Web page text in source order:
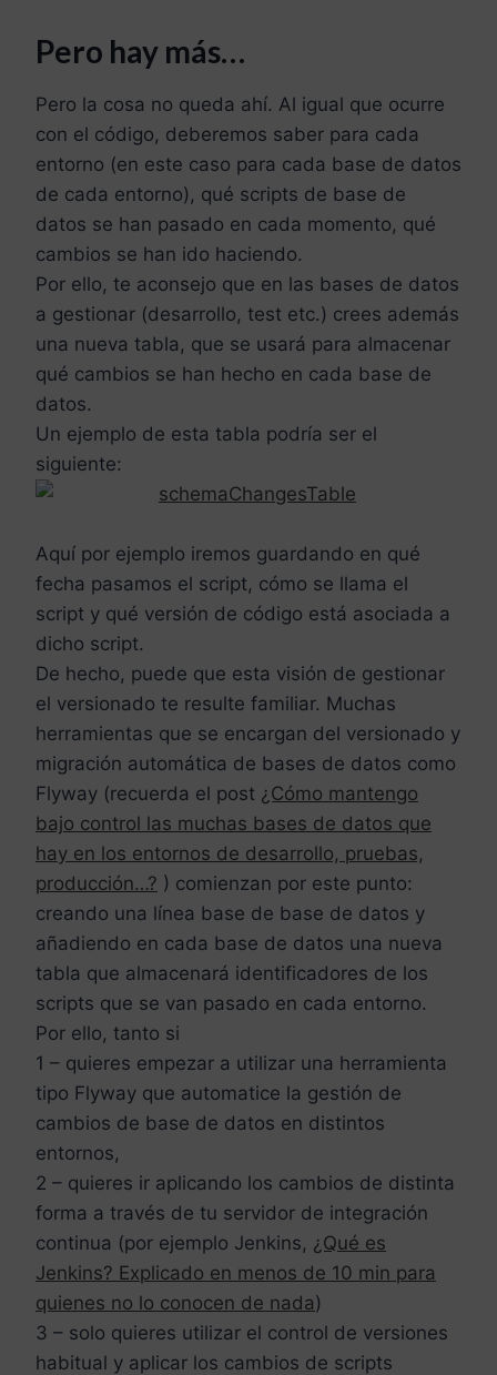
Pero hay más…
Pero la cosa no queda ahí. Al igual que ocurre
con el código, deberemos saber para cada
entorno (en este caso para cada base de datos
de cada entorno), qué scripts de base de
datos se han pasado en cada momento, qué
cambios se han ido haciendo.
Por ello, te aconsejo que en las bases de datos
a gestionar (desarrollo, test etc.) crees además
una nueva tabla, que se usará para almacenar
qué cambios se han hecho en cada base de
datos.
Un ejemplo de esta tabla podría ser el
siguiente:
Aquí por ejemplo iremos guardando en qué
fecha pasamos el script, cómo se llama el
script y qué versión de código está asociada a
dicho script.
De hecho, puede que esta visión de gestionar
el versionado te resulte familiar. Muchas
herramientas que se encargan del versionado y
migración automática de bases de datos como
Flyway (recuerda el post ¿Cómo mantengo
bajo control las muchas bases de datos que
hay en los entornos de desarrollo, pruebas,
producción…? ) comienzan por este punto:
creando una línea base de base de datos y
añadiendo en cada base de datos una nueva
tabla que almacenará identificadores de los
scripts que se van pasado en cada entorno.
Por ello, tanto si
1 – quieres empezar a utilizar una herramienta
tipo Flyway que automatice la gestión de
cambios de base de datos en distintos
entornos,
2 – quieres ir aplicando los cambios de distinta
forma a través de tu servidor de integración
continua (por ejemplo Jenkins, ¿Qué es
Jenkins? Explicado en menos de 10 min para
quienes no lo conocen de nada)
3 – solo quieres utilizar el control de versiones
habitual y aplicar los cambios de scripts